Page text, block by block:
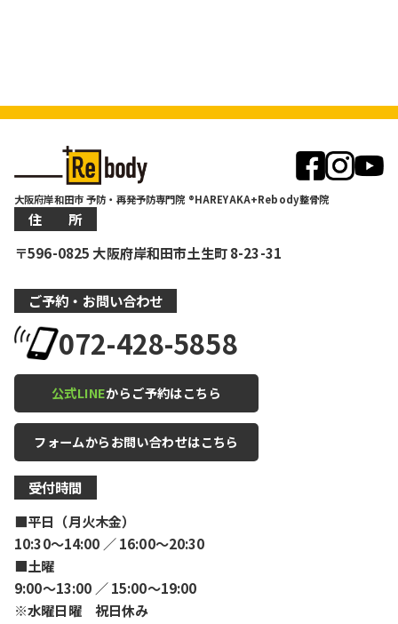
大阪府岸和田市 予防・再発予防専門院 ®HAREYAKA+Rebody整骨院
住 所
〒596-0825 大阪府岸和田市土生町 8-23-31
ご予約・お問い合わせ
072-428-5858
公式LINEからご予約はこちら
フォームからお問い合わせはこちら
受付時間
■平日（月火木金）
10:30〜14:00 ／ 16:00〜20:30
■土曜
9:00〜13:00 ／ 15:00〜19:00
※水曜日曜 祝日休み